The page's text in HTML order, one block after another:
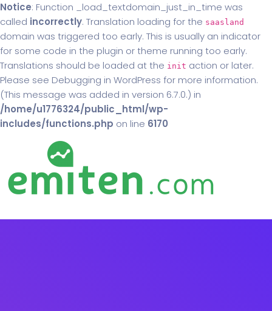
Notice: Function _load_textdomain_just_in_time was
called incorrectly. Translation loading for the saasland
domain was triggered too early. This is usually an indicator
for some code in the plugin or theme running too early.
Translations should be loaded at the init action or later.
Please see Debugging in WordPress for more information.
(This message was added in version 6.7.0.) in
/home/u1776324/public_html/wp-
includes/functions.php on line 6170